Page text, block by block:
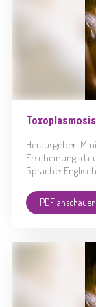
Herausgeber:
Sprache: Englisch
PDF anschauen